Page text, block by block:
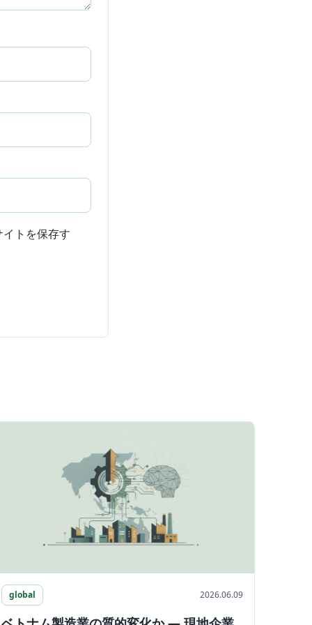
トを保存す
global 2026.06.09